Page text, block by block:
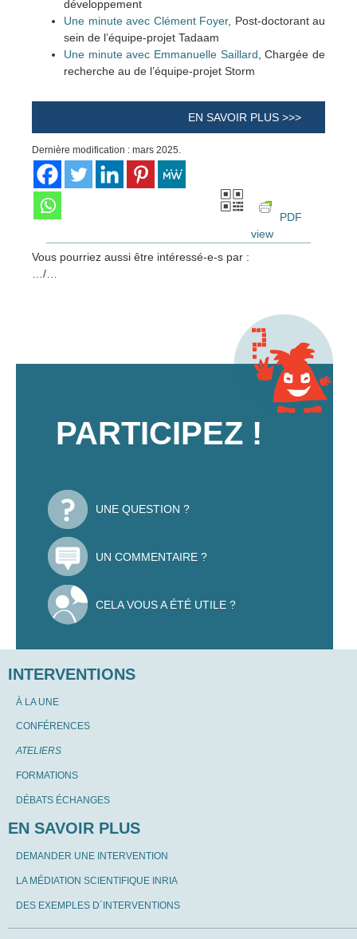
développement
Une minute avec Clément Foyer, Post-doctorant au
sein de l’équipe-projet Tadaam
Une minute avec Emmanuelle Saillard , Chargée de
recherche au de l’équipe-projet Storm
EN SAVOIR PLUS >>>
Dernière modification : mars 2025.
PDF
view
Vous pourriez aussi être intéressé-e-s par :
…/…
PARTICIPEZ !
UNE QUESTION ?
UN COMMENTAIRE ?
CELA VOUS A ÉTÉ UTILE ?
INTERVENTIONS
À LA UNE
CONFÉRENCES
ATELIERS
FORMATIONS
DÉBATS ÉCHANGES
EN SAVOIR PLUS
DEMANDER UNE INTERVENTION
LA MÉDIATION SCIENTIFIQUE INRIA
DES EXEMPLES D´INTERVENTIONS